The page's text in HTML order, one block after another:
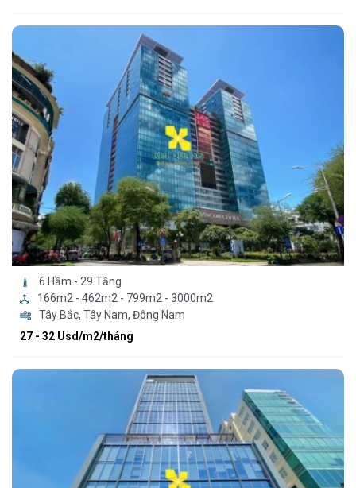
6 Hầm - 29 Tầng
166m2 - 462m2 - 799m2 - 3000m2
Tây Bắc, Tây Nam, Đông Nam
27 - 32 Usd/m2/tháng